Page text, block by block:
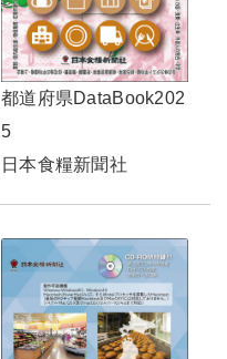
都道府県DataBook202
5
日本食糧新聞社